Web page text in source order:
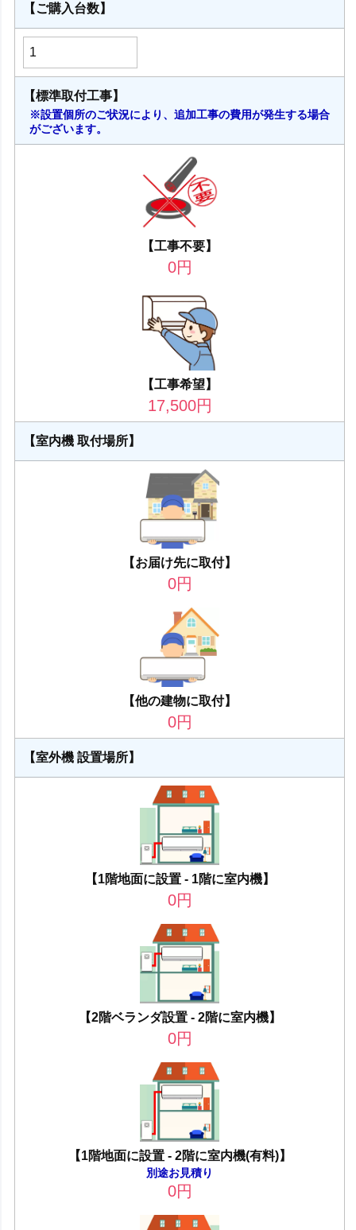
【ご購入台数】
【標準取付工事】
※設置個所のご状況により、追加工事の費用が発生する場合
がございます。
【工事不要】
0円
【工事希望】
17,500円
【室内機 取付場所】
【お届け先に取付】
0円
【他の建物に取付】
0円
【室外機 設置場所】
【1階地面に設置 - 1階に室内機】
0円
【2階ベランダ設置 - 2階に室内機】
0円
【1階地面に設置 - 2階に室内機(有料)】
別途お見積り
0円